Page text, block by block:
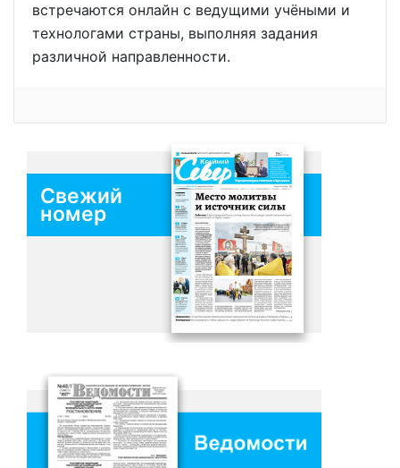
встречаются онлайн c ведущими учёными и
технологами страны, выполняя задания
различной направленности.
Свежий
номер